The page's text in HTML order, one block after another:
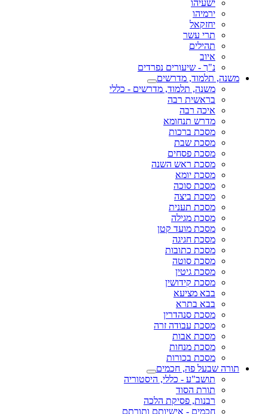
ישעיהו
ירמיהו
יחזקאל
תרי עשר
תהילים
איוב
נ"ך - שיעורים נפרדים
משנה, תלמוד, מדרשים
משנה, תלמוד, מדרשים - כללי
בראשית רבה
איכה רבה
מדרש תנחומא
מסכת ברכות
מסכת שבת
מסכת פסחים
מסכת ראש השנה
מסכת יומא
מסכת סוכה
מסכת ביצה
מסכת תענית
מסכת מגילה
מסכת מועד קטן
מסכת חגיגה
מסכת כתובות
מסכת סוטה
מסכת גיטין
מסכת קידושין
בבא מציעא
בבא בתרא
מסכת סנהדרין
מסכת עבודה זרה
מסכת אבות
מסכת מנחות
מסכת בכורות
תורה שבעל פה, חכמים
תושב"ע - כללי, היסטוריה
תורת הסוד
רבנות, פסיקת הלכה
חכמים - אישיותם ותורתם